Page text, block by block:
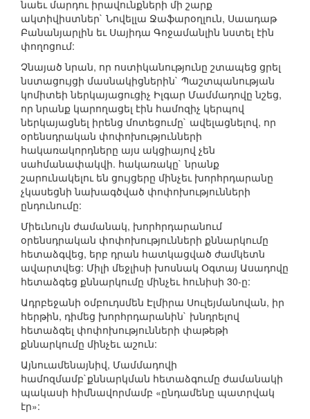
նաեւ մարդու իրավունքների մի շարք
ակտիվիստներ` Նովելլա Ջաֆարօղլուն, Սաադաթ
Բանանյարլին եւ Սայիդա Գոջամանլին նստել էին
փողոցում:
Չնայած նրան, որ ոստիկանությունը շտապեց ցրել
նստացույցի մասնակիցներին` Պաշտպանության
կոմիտեի ներկայացուցիչ Իլգար Մամմադովը նշեց,
որ նրանք կարողացել էին համոզիչ կերպով
ներկայացնել իրենց մոտեցումը` ավելացնելով, որ
օրենսդրական փոփոխությունների
հակառակորդները այս ակցիայով չեն
սահմանափակվի. հակառակը` նրանք
շարունակելու են ցույցերը մինչեւ խորհրդարանը
չկասեցնի նախագծված փոփոխությունների
ընդունումը:
Միեւնույն ժամանակ, խորհրդարանում
օրենսդրական փոփոխությունների քննարկումը
հետաձգվեց, երբ դրան հատկացված ժամկետն
ավարտվեց: Միլի մեջլիսի խոսնակ Օգտայ Ասադովը
հետաձգեց քննարկումը մինչեւ հունիսի 30-ը:
Ադրբեջանի օմբուդսմեն Էլմիրա Սուլեյմանովան, իր
հերթին, դիմեց խորհրդարանին` խնդրելով
հետաձգել փոփոխությունների փաթեթի
քննարկումը մինչեւ աշուն:
Այնուամենայնիվ, Մամմադովի
համոզմամբ`քննարկման հետաձգումը ժամանակի
պակասի հիմնավորմամբ «ընդամենը պատրվակ
էր»: